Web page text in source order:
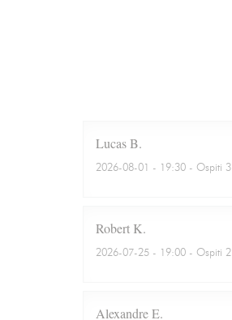
LucasB
2026-08-01 - 19:30 - Ospiti 3
Robert K
2026-07-25 - 19:00 - Ospiti 2
AlexandreE